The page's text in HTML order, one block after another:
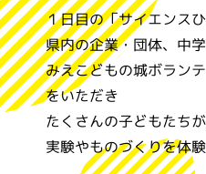
１日目の「サイエンスひ
県内の企業・団体、中学
みえこどもの城ボラン
をいただき
たくさんの子どもたち
実験やものづくりを体験